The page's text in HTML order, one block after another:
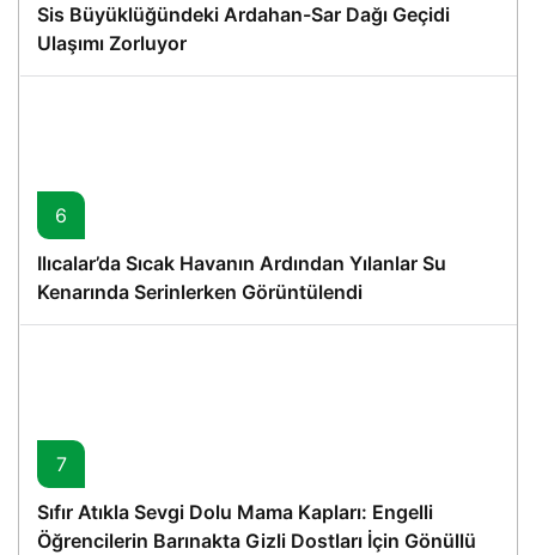
Sis Büyüklüğündeki Ardahan-Sar Dağı Geçidi
Ulaşımı Zorluyor
6
Ilıcalar’da Sıcak Havanın Ardından Yılanlar Su
Kenarında Serinlerken Görüntülendi
7
Sıfır Atıkla Sevgi Dolu Mama Kapları: Engelli
Öğrencilerin Barınakta Gizli Dostları İçin Gönüllü